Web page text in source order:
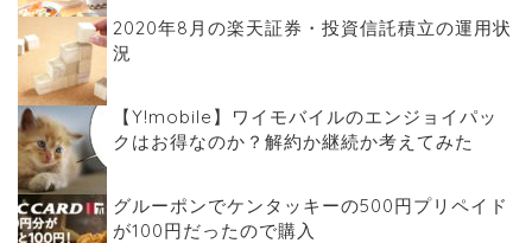
2020年8月の楽天証券・投資信託積立の運用状
況
【Y!mobile】ワイモバイルのエンジョイパッ
クはお得なのか？解約か継続か考えてみた
グルーポンでケンタッキーの500円プリペイド
が100円だったので購入